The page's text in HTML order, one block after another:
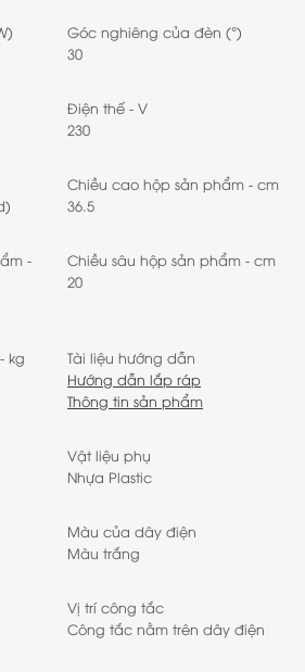
Góc nghiêng của đèn (°)
30
Điện thế - V
230
Chiều cao hộp sản phẩm - cm
36.5
-
Chiều sâu hộp sản phẩm - cm
20
kg
Tài liệu hướng dẫn
Hướng dẫn lắp ráp
Thông tin sản phẩm
Vật liệu phụ
Nhựa Plastic
Màu của dây điện
Màu trắng
Vị trí công tắc
Công tắc nằm trên dây điện